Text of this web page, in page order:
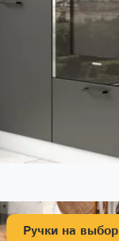
Ручки на выбор